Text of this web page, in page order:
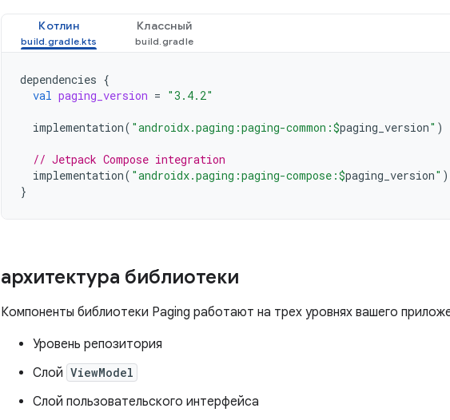
Котлин Классный
dependencies {
val paging_version = "3.4.2"
implementation( "androidx.paging:paging-common:$paging_version" )
// Jetpack Compose integration
implementation( "androidx.paging:paging-compose:$paging_version" )
}
архитектура библиотеки
Компоненты библиотеки Paging работают на трех уровнях вашего
Уровень репозитория
Слой ViewModel
Слой пользовательского интерфейса